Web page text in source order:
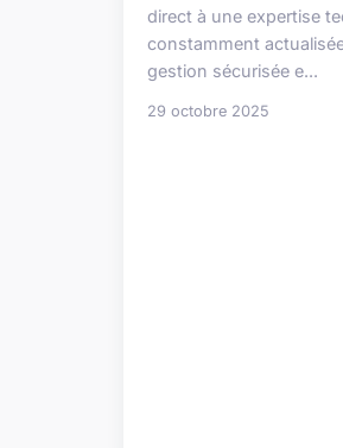
direct à une expertise
constamment
gestion sécurisée e...
29 octobre 2025